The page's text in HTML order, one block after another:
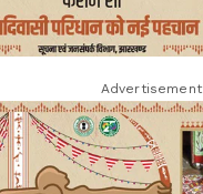
Advertisement